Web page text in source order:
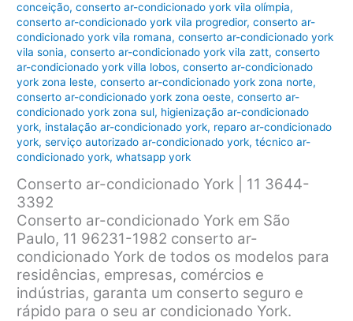
conceição,conserto ar-condicionado york vila olímpia,
conserto ar-condicionado york vila progredior,conserto ar-
condicionado york vila romana,conserto ar-condicionado york
vila sonia,conserto ar-condicionado york vila zatt,conserto
ar-condicionado york villa lobos,conserto ar-condicionado
york zona leste,conserto ar-condicionado york zona norte,
conserto ar-condicionado york zona oeste,conserto ar-
condicionado york zona sul, higienização ar-condicionado
york, instalação ar-condicionado york, reparo ar-condicionado
york,serviço autorizado ar-condicionado york,técnico ar-
condicionado york,whatsapp york
Conserto ar-condicionado York | 11 3644-
3392
Conserto ar-condicionado York em São
Paulo, 11 96231-1982 conserto ar-
condicionado York de todos os modelos para
residências, empresas, comércios e
indústrias, garanta um conserto seguro e
rápido para o seu ar condicionado York.